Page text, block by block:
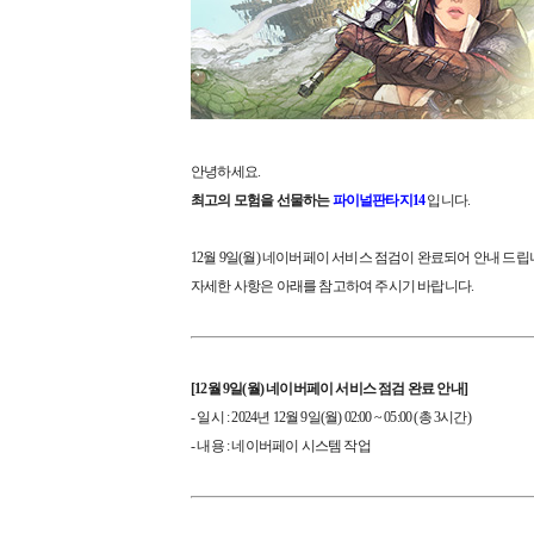
안녕하세요.
최고의 모험을 선물하는파이널판타지14입니다.
12월 9일(월) 네이버페이 서비스 점검이 완료되어 안내 드립
자세한 사항은 아래를 참고하여 주시기 바랍니다.
[12월 9일(월) 네이버페이 서비스 점검 완료 안내]
- 일시 : 2024년 12월 9일(월) 02:00 ~ 05:00 (총 3시간)
- 내용 : 네이버페이 시스템 작업